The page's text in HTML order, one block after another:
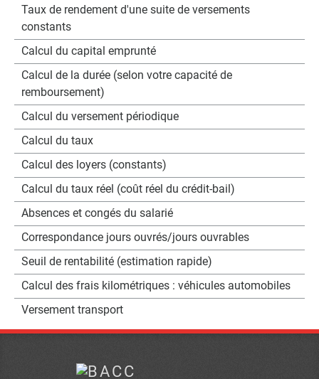
Taux de rendement d'une suite de versements
constants
Calcul du capital emprunté
Calcul de la durée (selon votre capacité de
remboursement)
Calcul du versement périodique
Calcul du taux
Calcul des loyers (constants)
Calcul du taux réel (coût réel du crédit-bail)
Absences et congés du salarié
Correspondance jours ouvrés/jours ouvrables
Seuil de rentabilité (estimation rapide)
Calcul des frais kilométriques : véhicules automobiles
Versement transport